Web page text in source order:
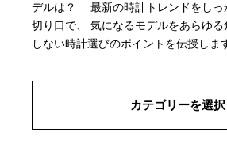
デルは？
最新の時計トレンドをし
切り口で、
気になるモデルをあらゆ
しない時計選びのポイントを伝授しま
カテゴリーを選択